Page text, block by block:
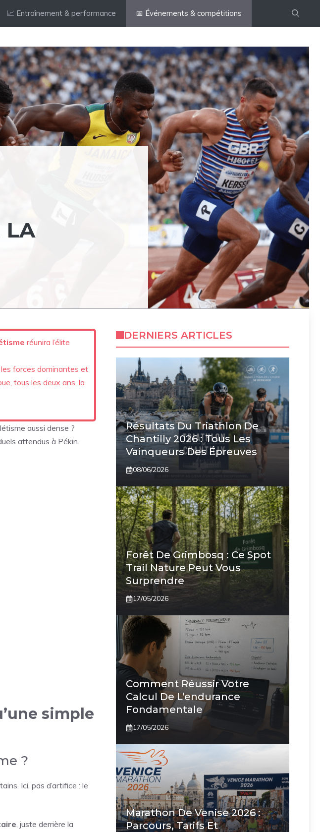
📈 Entraînement & performance 📅 Événements & compétitions
LA
réunira l’élite
les forces dominantes et
tous les deux ans, la
aussi dense ?
attendus à Pékin.
simple
?
Ici, pas d’artifice : le
, juste derrière la
DERNIERS ARTICLES
Résultats Du Triathlon De
Chantilly 2026 : Tous Les
Vainqueurs Des Épreuves
08/06/2026
Forêt De Grimbosq : Ce Spot
Trail Nature Peut Vous
Surprendre
17/05/2026
Comment Réussir Votre
Calcul De L’endurance
Fondamentale
17/05/2026
Marathon De Venise 2026 :
Parcours, Tarifs Et